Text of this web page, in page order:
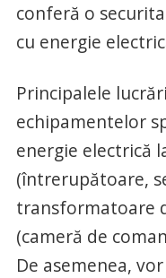
conferă o
cu energie
Principalele
echipamentelor
energie electrică
(întrerupătoare,
transformatoare
(cameră de
De asemenea,